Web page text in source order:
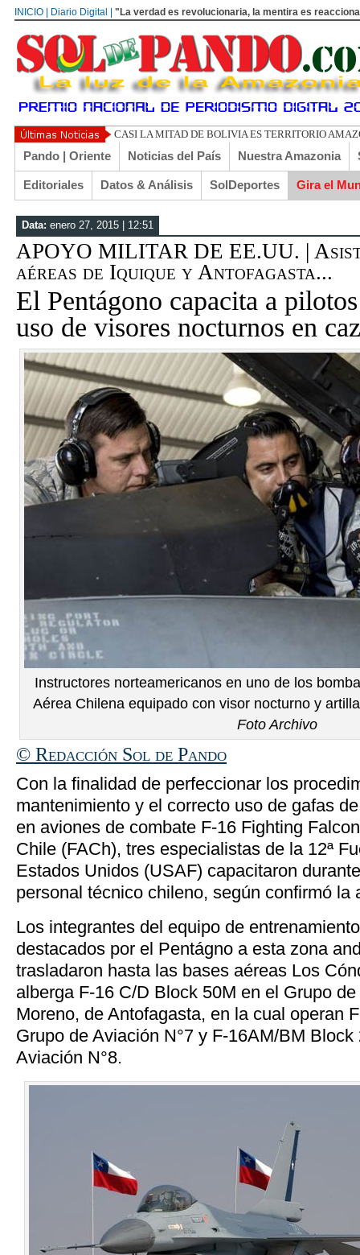
INICIO | Diario Digital | "La verdad es revolucionaria, la mentira es
UN
Pando | Oriente Noticias del País Nuestra Amazonia
Editoriales Datos & Análisis SolDeportes Gira el
Data: enero 27, 2015 | 12:51
APOYO MILITAR DE EE.UU. |
aéreas de Iquique y Antofagasta...
El Pentágono capacita a
uso de visores nocturnos en
Instructores norteamericanos en uno de los
Aérea Chilena equipado con visor nocturno y
Foto Archivo
© Redacción Sol de Pando
Con la finalidad de perfeccionar los
mantenimiento y el correcto uso de gafas
en aviones de combate F-16 Fighting
Chile (FACh), tres especialistas de la 12ª
Estados Unidos (USAF) capacitaron
personal técnico chileno, según confirmó la
Los integrantes del equipo de
destacados por el Pentágno a esta zona
trasladaron hasta las bases aéreas Los
alberga F-16 C/D Block 50M en el Grupo
Moreno, de Antofagasta, en la cual operan
Grupo de Aviación N°7 y F-16AM/BM
Aviación N°8.